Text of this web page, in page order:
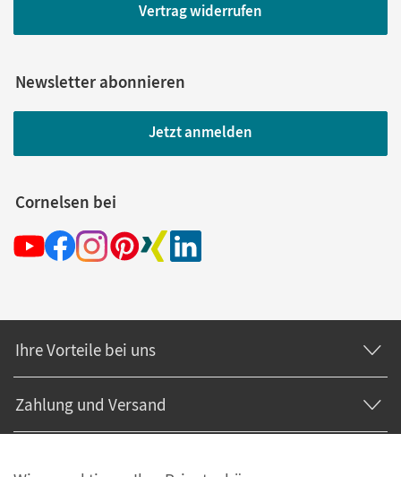
Vertrag widerrufen
Newsletter abonnieren
Jetzt anmelden
Cornelsen bei
Ihre Vorteile bei uns
Zahlung und Versand